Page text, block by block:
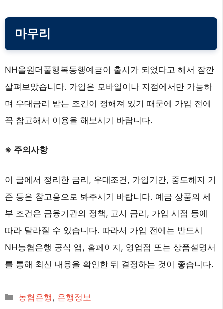
마무리
NH올원더풀행복동행예금이 출시가 되었다고 해서 잠깐
살펴보았습니다. 가입은 모바일이나 지점에서만 가능하
며 우대금리 받는 조건이 정해져 있기 때문에 가입 전에
꼭 참고해서 이용을 해보시기 바랍니다.
※ 주의사항
이 글에서 정리한 금리, 우대조건, 가입기간, 중도해지 기
준 등은 참고용으로 봐주시기 바랍니다. 예금 상품의 세
부 조건은 금융기관의 정책, 고시 금리, 가입 시점 등에
따라 달라질 수 있습니다. 따라서 가입 전에는 반드시
NH농협은행 공식 앱, 홈페이지, 영업점 또는 상품설명서
를 통해 최신 내용을 확인한 뒤 결정하는 것이 좋습니다.
카
농협은행 , 은행정보